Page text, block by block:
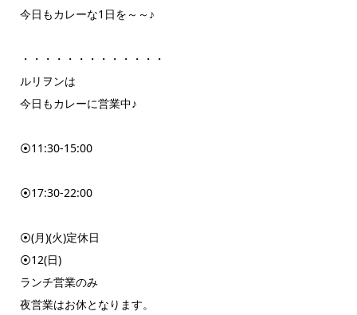
今日もカレーな1日を～～♪
・・・・・・・・・・・・・
ルリヲンは
今日もカレーに営業中♪
⦿11:30-15:00
⦿17:30-22:00
⦿(月)(火)定休日
⦿12(日)
ランチ営業のみ
夜営業はお休となります。